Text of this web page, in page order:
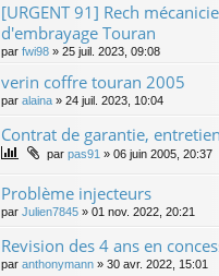
[URGENT 91] Rech
d'embrayage Touran
par fwi98 » 25 juil. 2023, 09:08
verin coffre touran 2005
par alaina » 24 juil. 2023, 10:04
Contrat de garantie,
par pas91 » 06 juin 2005, 20:37
Problème injecteurs
par Julien7845 » 01 nov. 2022, 20:21
Revision des 4 ans en
par anthonymann » 30 avr. 2022, 15:01